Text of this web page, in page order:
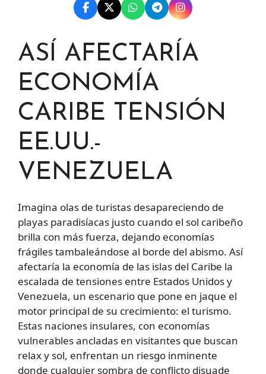
ASÍ AFECTARÍA
ECONOMÍA
CARIBE TENSIÓN
EE.UU.-
VENEZUELA
Imagina olas de turistas desapareciendo de
playas paradisíacas justo cuando el sol caribeño
brilla con más fuerza, dejando economías
frágiles tambaleándose al borde del abismo. Así
afectaría la economía de las islas del Caribe la
escalada de tensiones entre Estados Unidos y
Venezuela, un escenario que pone en jaque el
motor principal de su crecimiento: el turismo.
Estas naciones insulares, con economías
vulnerables ancladas en visitantes que buscan
relax y sol, enfrentan un riesgo inminente
donde cualquier sombra de conflicto disuade